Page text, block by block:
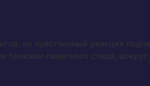
но чувственный реакция
памятного следа, вокруг